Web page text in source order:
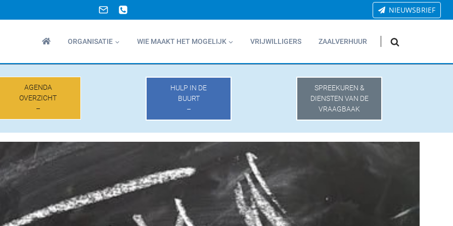
NIEUWSBRIEF
ORGANISATIE WIE MAAKT HET MOGELIJK VRIJWILLIGERS ZAALVERHUUR
AGENDA
OVERZICHT
–
HULP IN DE
BUURT
–
SPREEKUREN &
DIENSTEN VAN DE
VRAAGBAAK